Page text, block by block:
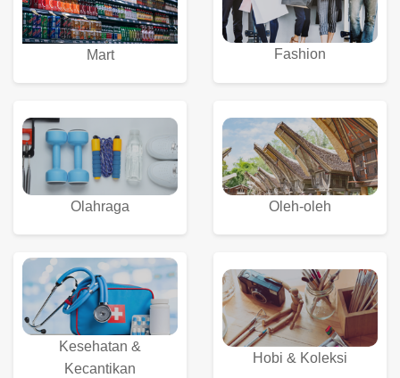
Mart Fashion
Olahraga Oleh-oleh
Kesehatan &
Kecantikan
Hobi & Koleksi